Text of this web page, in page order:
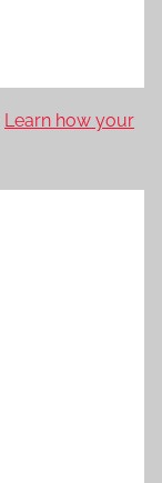
Learn how your